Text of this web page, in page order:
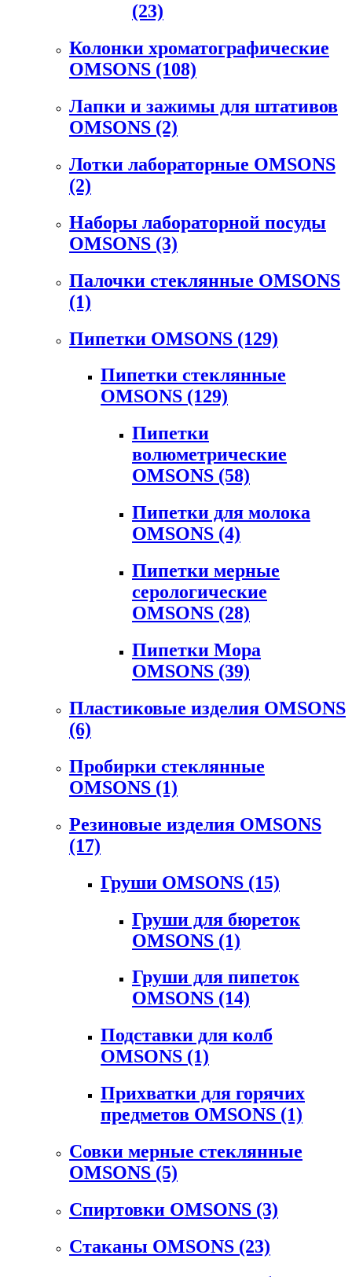
(23)
Колонки хроматографические
OMSONS (108)
Лапки и зажимы для штативов
OMSONS (2)
Лотки лабораторные OMSONS
(2)
Наборы лабораторной посуды
OMSONS (3)
Палочки стеклянные OMSONS
(1)
Пипетки OMSONS (129)
Пипетки стеклянные
OMSONS (129)
Пипетки
волюметрические
OMSONS (58)
Пипетки для молока
OMSONS (4)
Пипетки мерные
серологические
OMSONS (28)
Пипетки Мора
OMSONS (39)
Пластиковые изделия OMSONS
(6)
Пробирки стеклянные
OMSONS (1)
Резиновые изделия OMSONS
(17)
Груши OMSONS (15)
Груши для бюреток
OMSONS (1)
Груши для пипеток
OMSONS (14)
Подставки для колб
OMSONS (1)
Прихватки для горячих
предметов OMSONS (1)
Совки мерные стеклянные
OMSONS (5)
Спиртовки OMSONS (3)
Стаканы OMSONS (23)